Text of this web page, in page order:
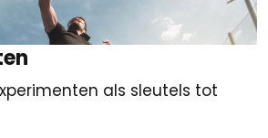
als sleutels tot